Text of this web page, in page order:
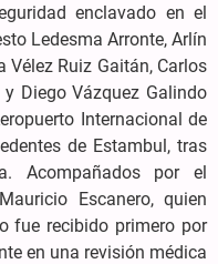
enclavado en el
Ledesma Arronte, Arlín
Vélez Ruiz Gaitán, Carlos
Diego Vázquez Galindo
Internacional de
de Estambul, tras
Acompañados por el
Escanero, quien
fue recibido primero por
en una revisión médica